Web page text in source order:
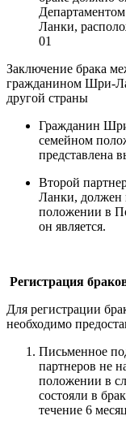
Ланки,
01
Заключение брака
гражданином Шри-
другой страны
Гражданин
семейном
представлена
Второй
Ланки, должен
положении в
он является.
Регистрация
Для регистрации
необходимо
Письменное
партнеров не
положении в
состояли в
течение 6